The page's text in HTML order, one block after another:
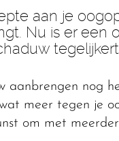
aan je
Nu is er een
aanbrengen nog
meer tegen je
om met